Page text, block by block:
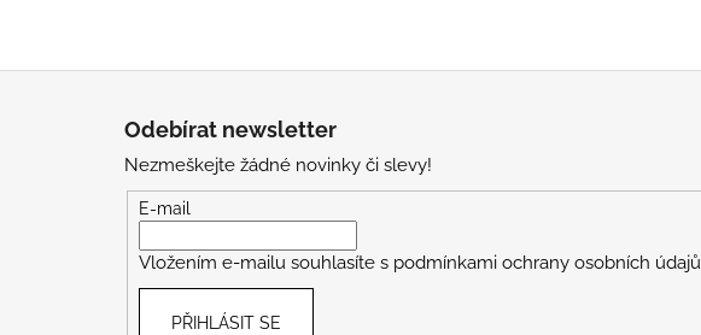
Odebírat newsletter
Nezmeškejte žádné novinky či slevy!
E-mail
Vložením e-mailu souhlasíte s podmínkami ochrany osobních údajů
PŘIHLÁSIT SE